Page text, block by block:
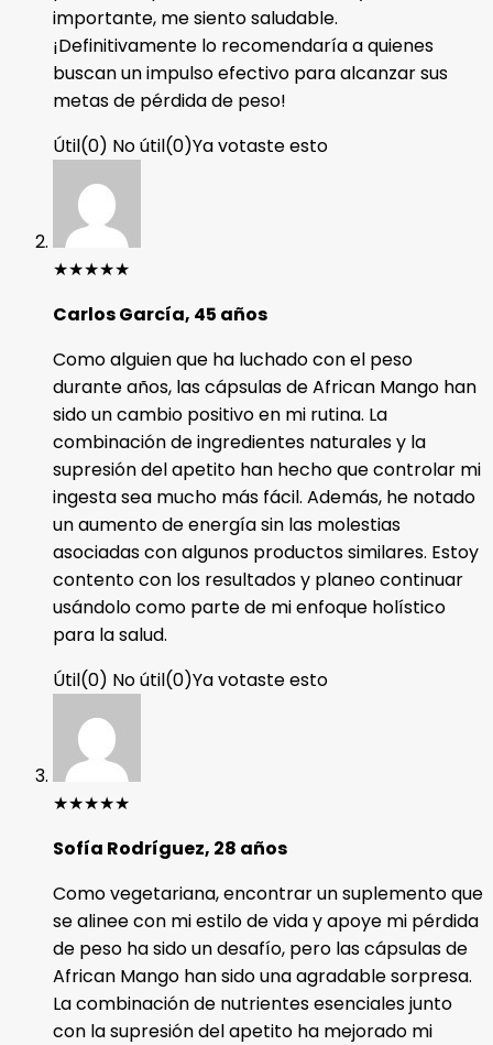
importante, me siento saludable.
¡Definitivamente lo recomendaría a quienes
buscan un impulso efectivo para alcanzar sus
metas de pérdida de peso!
Útil(0) No útil(0)Ya votaste esto
★★★★★
Carlos García, 45 años
Como alguien que ha luchado con el peso
durante años, las cápsulas de African Mango han
sido un cambio positivo en mi rutina. La
combinación de ingredientes naturales y la
supresión del apetito han hecho que controlar mi
ingesta sea mucho más fácil. Además, he notado
un aumento de energía sin las molestias
asociadas con algunos productos similares. Estoy
contento con los resultados y planeo continuar
usándolo como parte de mi enfoque holístico
para la salud.
Útil(0) No útil(0)Ya votaste esto
★★★★★
Sofía Rodríguez, 28 años
Como vegetariana, encontrar un suplemento que
se alinee con mi estilo de vida y apoye mi pérdida
de peso ha sido un desafío, pero las cápsulas de
African Mango han sido una agradable sorpresa.
La combinación de nutrientes esenciales junto
con la supresión del apetito ha mejorado mi